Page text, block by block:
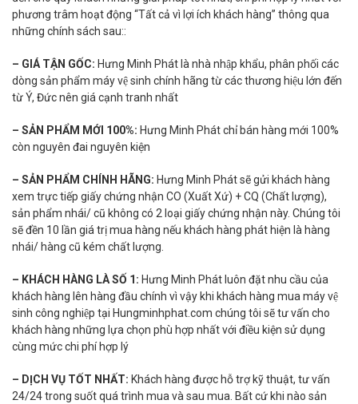
phương trâm hoạt động “Tất cả vì lợi ích khách hàng” thông qua
những chính sách sau::
– GIÁ TẬN GỐC: Hưng Minh Phát là nhà nhập khẩu, phân phối các
dòng sản phẩm máy vệ sinh chính hãng từ các thương hiệu lớn đến
từ Ý, Đức nên giá cạnh tranh nhất
– SẢN PHẨM MỚI 100%: Hưng Minh Phát chỉ bán hàng mới 100%
còn nguyên đai nguyên kiện
– SẢN PHẨM CHÍNH HÃNG: Hưng Minh Phát sẽ gửi khách hàng
xem trực tiếp giấy chứng nhận CO (Xuất Xứ) + CQ (Chất lượng),
sản phẩm nhái/ cũ không có 2 loại giấy chứng nhận này. Chúng tôi
sẽ đền 10 lần giá trị mua hàng nếu khách hàng phát hiện là hàng
nhái/ hàng cũ kém chất lượng.
– KHÁCH HÀNG LÀ SỐ 1: Hưng Minh Phát luôn đặt nhu cầu của
khách hàng lên hàng đầu chính vì vậy khi khách hàng mua máy vệ
sinh công nghiệp tại Hungminhphat.com chúng tôi sẽ tư vấn cho
khách hàng những lựa chọn phù hợp nhất với điều kiện sử dụng
cùng mức chi phí hợp lý
– DỊCH VỤ TỐT NHẤT: Khách hàng được hỗ trợ kỹ thuật, tư vấn
24/24 trong suốt quá trình mua và sau mua. Bất cứ khi nào sản